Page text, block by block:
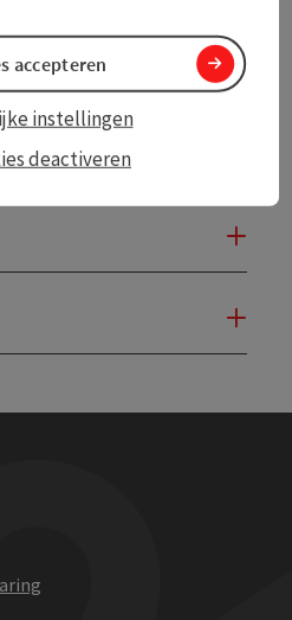
deactiveren
instellingen
accepteren